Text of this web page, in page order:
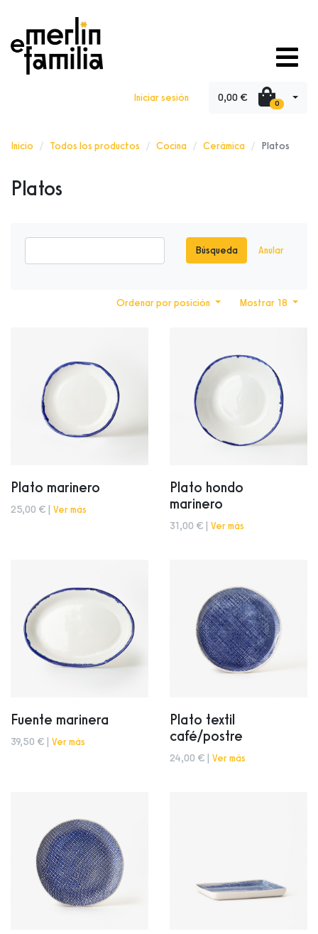
Iniciar sesión 0,00 € 0
Inicio Todos los productos Cocina Cerámica Platos
Platos
Búsqueda Anular
Mostrar 18
Ordenar por posición
Plato marinero
25,00 € | Ver más
Plato hondo
marinero
31,00 € | Ver más
Fuente marinera
39,50 € | Ver más
Plato textil
café/postre
24,00 € | Ver más